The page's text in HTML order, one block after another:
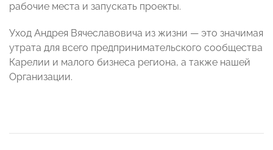
рабочие места и запускать проекты.
Уход Андрея Вячеславовича из жизни — это значимая
утрата для всего предпринимательского сообщества
Карелии и малого бизнеса региона, а также нашей
Организации.